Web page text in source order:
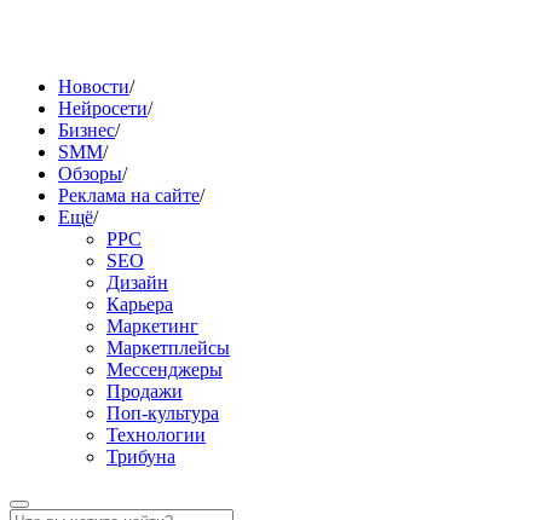
Новости/
Нейросети/
Бизнес/
SMM/
Обзоры/
Реклама на сайте/
Ещё/
PPC
SEO
Дизайн
Карьера
Маркетинг
Маркетплейсы
Мессенджеры
Продажи
Поп-культура
Технологии
Трибуна